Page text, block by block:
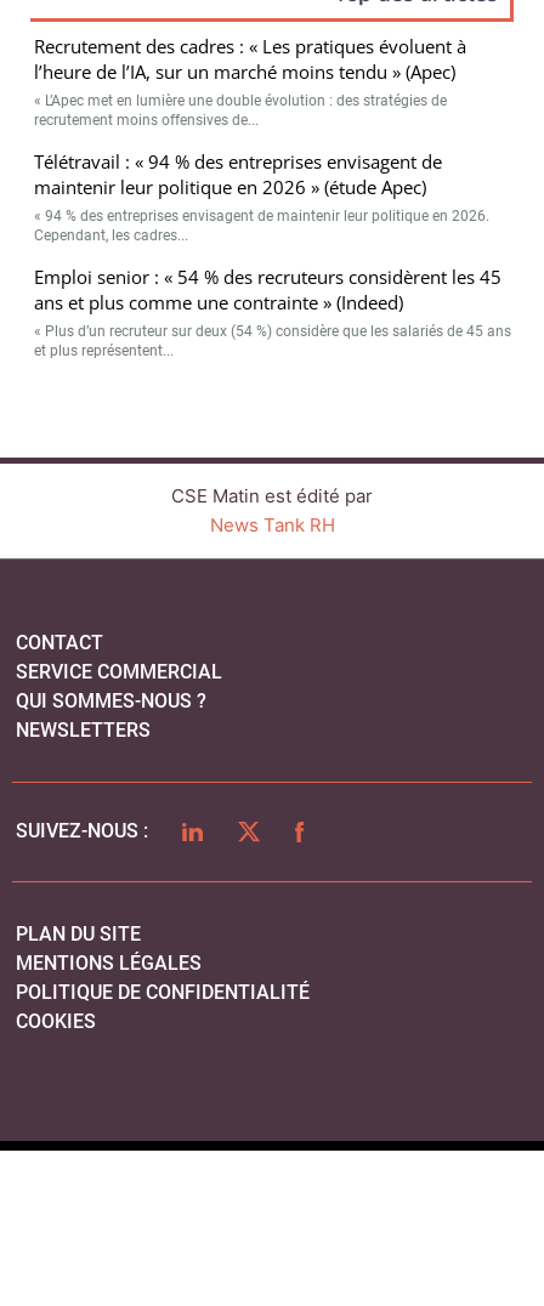
Recrutement des cadres : « Les pratiques évoluent à
l’heure de l’IA, sur un marché moins tendu » (Apec)
« L’Apec met en lumière une double évolution : des stratégies de
recrutement moins offensives de...
Télétravail : « 94 % des entreprises envisagent de
maintenir leur politique en 2026 » (étude Apec)
« 94 % des entreprises envisagent de maintenir leur politique en 2026.
Cependant, les cadres...
Emploi senior : « 54 % des recruteurs considèrent les 45
ans et plus comme une contrainte » (Indeed)
« Plus d’un recruteur sur deux (54 %) considère que les salariés de 45 ans
et plus représentent...
CSE Matin est édité par
News Tank RH
CONTACT
SERVICE COMMERCIAL
QUI SOMMES-NOUS ?
NEWSLETTERS
SUIVEZ-NOUS : LINKEDINTWITTERFACEBOOK
PLAN DU SITE
MENTIONS LÉGALES
POLITIQUE DE CONFIDENTIALITÉ
COOKIES